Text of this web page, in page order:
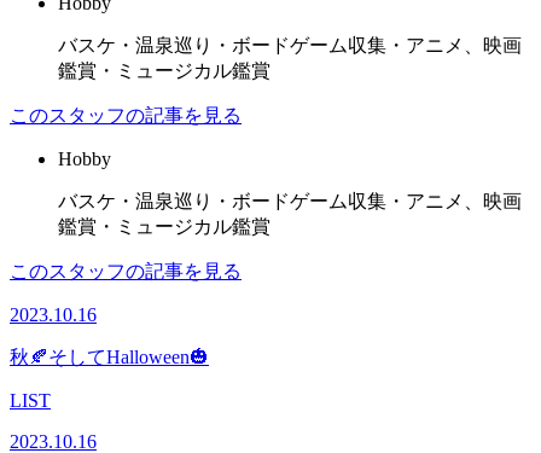
バスケ・温泉巡り・ボードゲーム収集・アニメ、映画
鑑賞・ミュージカル鑑賞
このスタッフの記事を見る
Hobby
バスケ・温泉巡り・ボードゲーム収集・アニメ、映画
鑑賞・ミュージカル鑑賞
このスタッフの記事を見る
2023.10.16
秋🍂そしてHalloween🎃
LIST
2023.10.16